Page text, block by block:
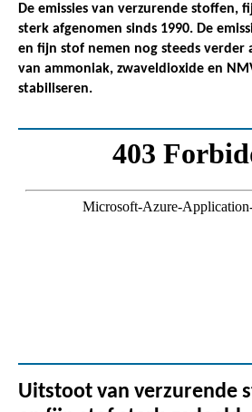
De emissies van verzurende stoffen,
sterk afgenomen sinds 1990. De
en fijn stof nemen nog steeds verder
van ammoniak, zwaveldioxide en
stabiliseren.
Uitstoot van verzurende